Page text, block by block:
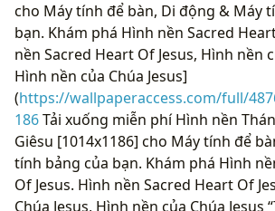
cho Máy tính để bàn, Di động & Máy
bạn. Khám phá Hình nền Sacred
nền Sacred Heart Of Jesus, Hình nền
Hình nền của Chúa Jesus]
(https://wallpaperaccess.com/full/
186Tải xuống miễn phí Hình nền
Giêsu [1014x1186] cho Máy tính để
tính bảng của bạn. Khám phá Hình
Of Jesus. Hình nền Sacred Heart Of
Chúa Jesus, Hình nền của Chúa Jesus